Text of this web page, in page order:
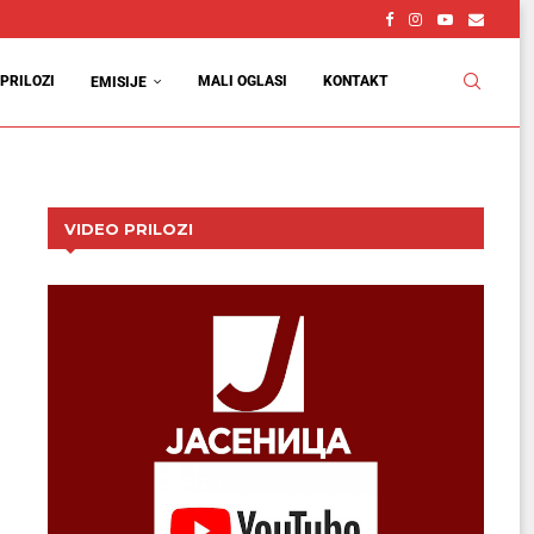
PRILOZI EMISIJE MALI OGLASI KONTAKT
VIDEO PRILOZI